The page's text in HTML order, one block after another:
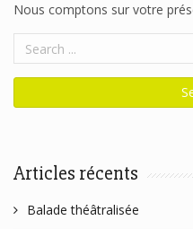
Nous comptons sur votre
Articles récents
Balade théâtralisée